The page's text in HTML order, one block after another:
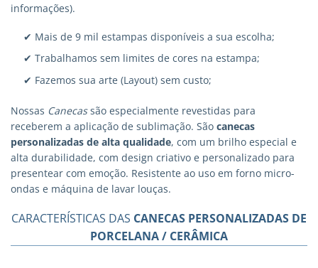
informações).
✔ Mais de 9 mil estampas disponíveis a sua escolha;
✔ Trabalhamos sem limites de cores na estampa;
✔ Fazemos sua arte (Layout) sem custo;
Nossas Canecassão especialmente revestidas para
receberem a aplicação de sublimação. São canecas
personalizadas de alta qualidade, com um brilho especial e
alta durabilidade, com design criativo e personalizado para
presentear com emoção. Resistente ao uso em forno micro-
ondas e máquina de lavar louças.
CARACTERÍSTICAS DAS CANECAS PERSONALIZADAS DE
PORCELANA / CERÂMICA